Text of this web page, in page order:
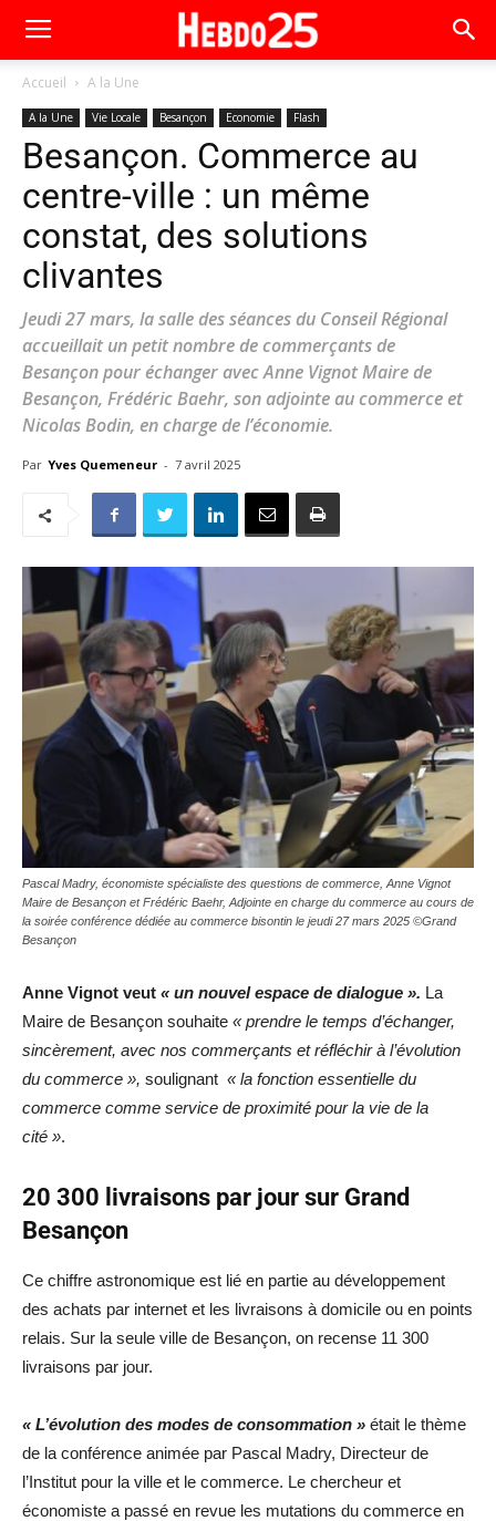
Accueil A la Une
A la Une Vie Locale Besançon Economie Flash
Besançon. Commerce au
centre-ville : un même
constat, des solutions
clivantes
Jeudi 27 mars, la salle des séances du Conseil Régional
accueillait un petit nombre de commerçants de
Besançon pour échanger avec Anne Vignot Maire de
Besançon, Frédéric Baehr, son adjointe au commerce et
Nicolas Bodin, en charge de l’économie.
Par Yves Quemeneur - 7 avril 2025
Pascal Madry, économiste spécialiste des questions de commerce, Anne Vignot
Maire de Besançon et Frédéric Baehr, Adjointe en charge du commerce au cours de
la soirée conférence dédiée au commerce bisontin le jeudi 27 mars 2025 ©Grand
Besançon
Anne Vignot veut « un nouvel espace de dialogue ». La
Maire de Besançon souhaite « prendre le temps d’échanger,
sincèrement, avec nos commerçants et réfléchir à l’évolution
du commerce », soulignant « la fonction essentielle du
commerce comme service de proximité pour la vie de la
cité ».
20 300 livraisons par jour sur Grand
Besançon
Ce chiffre astronomique est lié en partie au développement
des achats par internet et les livraisons à domicile ou en points
relais. Sur la seule ville de Besançon, on recense 11 300
livraisons par jour.
« L’évolution des modes de consommation » était le thème
de la conférence animée par Pascal Madry, Directeur de
l’Institut pour la ville et le commerce. Le chercheur et
économiste a passé en revue les mutations du commerce en